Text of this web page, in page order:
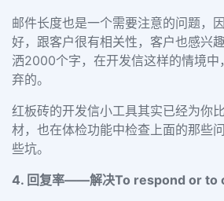
邮件长度也是一个需要注意的问题，
好，跟客户很有相关性，客户也感兴
洒2000个字，在开发信这样的情境中
弃的。
红板砖的开发信小工具其实已经为你
材，也在体检功能中检查上面的那些
些坑。
4. 回复率——解决To respond or to